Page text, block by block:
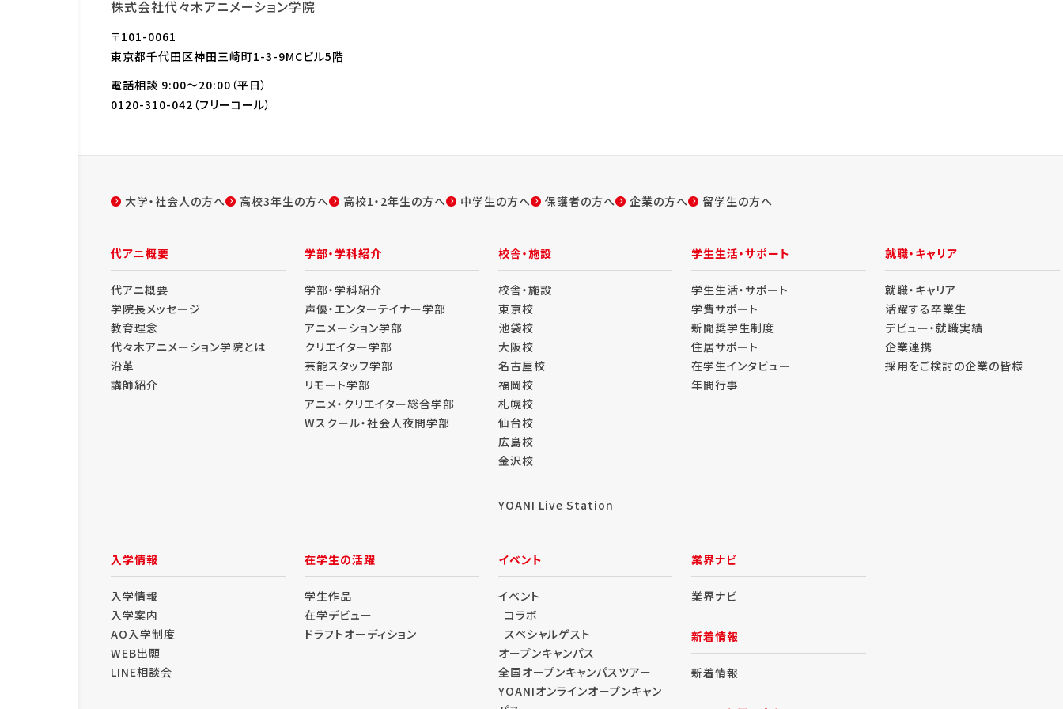
株式会社代々木アニメーション学院
〒101-0061
東京都千代田区神田三崎町1-3-9MCビル5階
電話相談 9:00～20:00（平日）
0120-310-042 （フリーコール）
大学・社会人の方へ 高校3年生の方へ 高校1・2年生の方へ 中学生の方へ 保護者の方へ 企業の方へ 留学生の方へ
代アニ概要
代アニ概要
学院長メッセージ
教育理念
代々木アニメーション学院とは
沿革
講師紹介
学部・学科紹介
学部・学科紹介
声優・エンターテイナー学部
アニメーション学部
クリエイター学部
芸能スタッフ学部
リモート学部
アニメ・クリエイター総合学部
Wスクール・社会人夜間学部
校舎・施設
校舎・施設
東京校
池袋校
大阪校
名古屋校
福岡校
札幌校
仙台校
広島校
金沢校
YOANI Live Station
学生生活・サポート
学生生活・サポート
学費サポート
新聞奨学生制度
住居サポート
在学生インタビュー
年間行事
就職・キャリア
就職・キャリア
活躍する卒業生
デビュー・就職実績
企業連携
採用をご検討の企業の皆様
入学情報
入学情報
入学案内
AO入学制度
WEB出願
LINE相談会
在学生の活躍
学生作品
在学デビュー
ドラフトオーディション
イベント
イベント
コラボ
スペシャルゲスト
オープンキャンパス
全国オープンキャンパスツアー
YOANIオンラインオープンキャン
業界ナビ
業界ナビ
新着情報
新着情報